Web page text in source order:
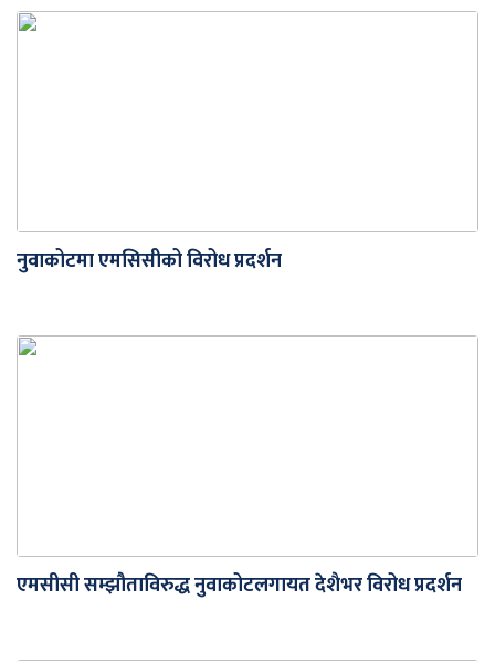
नुवाकोटमा एमसिसीको विरोध प्रदर्शन
एमसीसी सम्झौताविरुद्ध नुवाकोटलगायत देशैभर विरोध प्रदर्शन